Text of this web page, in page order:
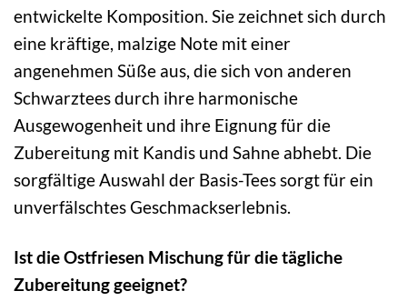
entwickelte Komposition. Sie zeichnet sich durch
eine kräftige, malzige Note mit einer
angenehmen Süße aus, die sich von anderen
Schwarztees durch ihre harmonische
Ausgewogenheit und ihre Eignung für die
Zubereitung mit Kandis und Sahne abhebt. Die
sorgfältige Auswahl der Basis-Tees sorgt für ein
unverfälschtes Geschmackserlebnis.
Ist die Ostfriesen Mischung für die tägliche
Zubereitung geeignet?